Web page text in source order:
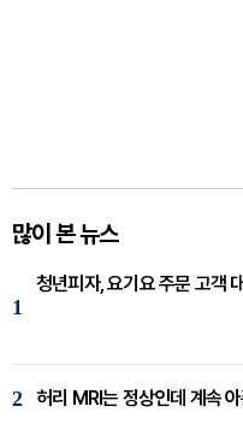
많이 본 뉴스
1
청년피자, 요기요 주문 고객
2 허리 MRI는 정상인데 계속